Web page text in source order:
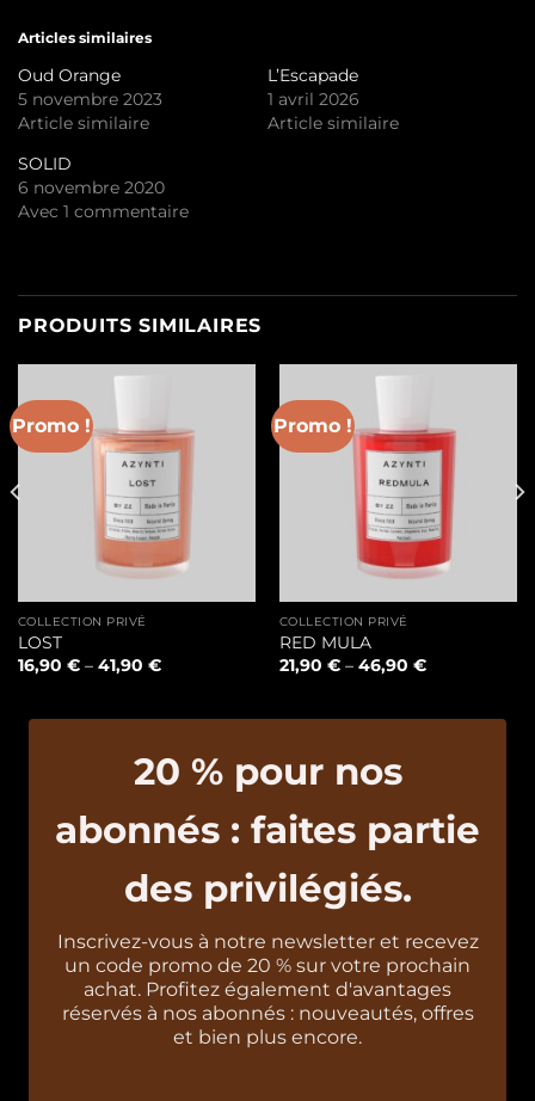
Articles similaires
Oud Orange
5 novembre 2023
Article similaire
L’Escapade
1 avril 2026
Article similaire
SOLID
6 novembre 2020
Avec 1 commentaire
PRODUITS SIMILAIRES
Promo !
COLLECTION PRIVÉ
LOST
16,90 €– 41,90 €
Promo !
COLLECTION PRIVÉ
RED MULA
21,90 €– 46,90 €
20 % pour nos
abonnés : faites partie
des privilégiés.
Inscrivez-vous à notre newsletter et recevez
un code promo de 20 % sur votre prochain
achat. Profitez également d'avantages
réservés à nos abonnés : nouveautés, offres
et bien plus encore.